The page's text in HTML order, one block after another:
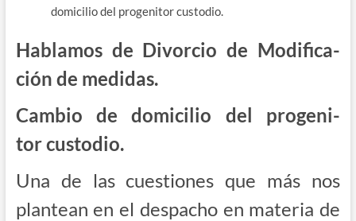
Habla­mos de Divor­cio de Modi­fi­ca­
ción de medidas.
Cam­bio de domi­ci­lio del pro­ge­ni­
tor custodio.
Una de las cues­tio­nes que más nos
plan­tean en el des­pa­cho en mate­ria de